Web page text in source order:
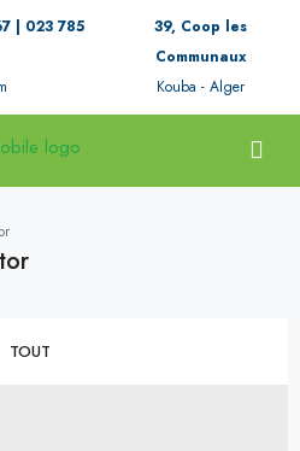
| 023 785
39, Coop les
Communaux
Kouba - Alger
TOUT